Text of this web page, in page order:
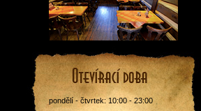
pondělí - čtvrtek: 10:00 - 23:00